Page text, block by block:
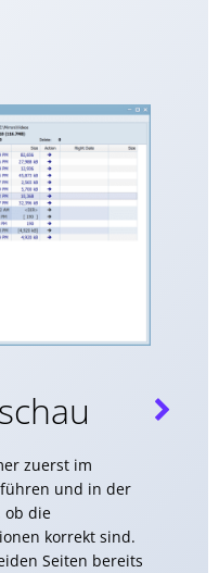
zuerst im
und in der
ob die
korrekt sind.
Seiten bereits